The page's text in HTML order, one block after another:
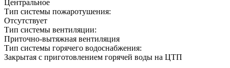
Центральное
Тип системы пожаротушения:
Отсутствует
Тип системы вентиляции:
Приточно-вытяжная вентиляция
Тип системы горячего водоснабжения:
Закрытая с приготовлением горячей воды на ЦТП